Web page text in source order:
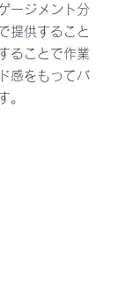
ージメント分
提供すること
ることで作業
感をもってバ
。